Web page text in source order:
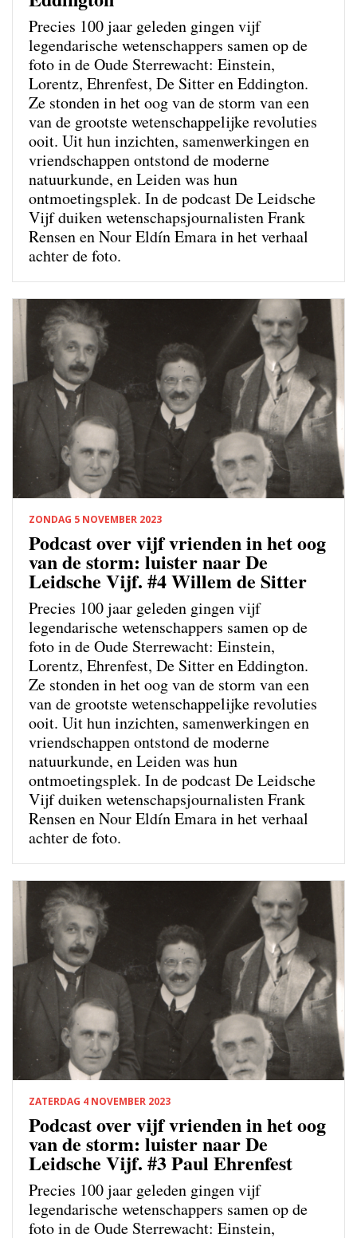
Precies 100 jaar geleden gingen vijf
legendarische wetenschappers samen op de
foto in de Oude Sterrewacht: Einstein,
Lorentz, Ehrenfest, De Sitter en Eddington.
Ze stonden in het oog van de storm van een
van de grootste wetenschappelijke revoluties
ooit. Uit hun inzichten, samenwerkingen en
vriendschappen ontstond de moderne
natuurkunde, en Leiden was hun
ontmoetingsplek. In de podcast De Leidsche
Vijf duiken wetenschapsjournalisten Frank
Rensen en Nour Eldín Emara in het verhaal
achter de foto.
ZONDAG 5 NOVEMBER 2023
Podcast over vijf vrienden in het oog
van de storm: luister naar De
Leidsche Vijf. #4 Willem de Sitter
Precies 100 jaar geleden gingen vijf
legendarische wetenschappers samen op de
foto in de Oude Sterrewacht: Einstein,
Lorentz, Ehrenfest, De Sitter en Eddington.
Ze stonden in het oog van de storm van een
van de grootste wetenschappelijke revoluties
ooit. Uit hun inzichten, samenwerkingen en
vriendschappen ontstond de moderne
natuurkunde, en Leiden was hun
ontmoetingsplek. In de podcast De Leidsche
Vijf duiken wetenschapsjournalisten Frank
Rensen en Nour Eldín Emara in het verhaal
achter de foto.
ZATERDAG 4 NOVEMBER 2023
Podcast over vijf vrienden in het oog
van de storm: luister naar De
Leidsche Vijf. #3 Paul Ehrenfest
Precies 100 jaar geleden gingen vijf
legendarische wetenschappers samen op de
foto in de Oude Sterrewacht: Einstein,